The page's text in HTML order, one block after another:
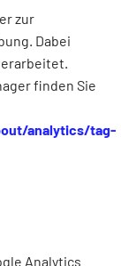
zur
Dabei
finden Sie
analytics/tag-
Analytics